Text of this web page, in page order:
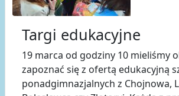
Targi edukacyjne
19 marca od godziny 10 mieliśmy
zapoznać się z ofertą edukacyjną
ponadgimnazjalnych z Chojnowa,